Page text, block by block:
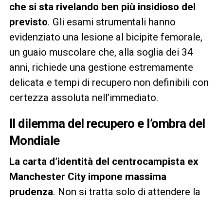
che si sta rivelando ben più insidioso del
previsto. Gli esami strumentali hanno
evidenziato una lesione al bicipite femorale,
un guaio muscolare che, alla soglia dei 34
anni, richiede una gestione estremamente
delicata e tempi di recupero non definibili con
certezza assoluta nell’immediato.
Il dilemma del recupero e l’ombra del
Mondiale
La carta d’identità del centrocampista ex
Manchester City impone massima
prudenza. Non si tratta solo di attendere la